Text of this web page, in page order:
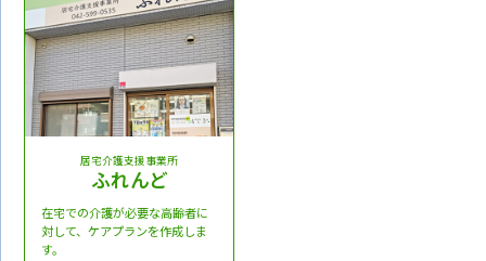
居宅介護支援事業所
ふれんど
在宅での介護が必要な高齢者に
対して、ケアプランを作成しま
す。